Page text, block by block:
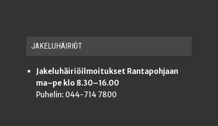
JAKE­LU­HÄI­RIÖT
Jakeluhäiriöilmoitukset Rantapohjaan
ma–pe klo 8.30–16.00
Puhelin: 044-714 7800